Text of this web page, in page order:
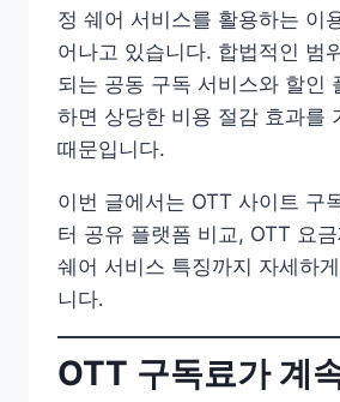
정 쉐어 서비스를 활용하는 이
어나고 있습니다. 합법적인 범
되는 공동 구독 서비스와 할인
하면 상당한 비용 절감 효과를
때문입니다.
이번 글에서는 OTT 사이트 구
터 공유 플랫폼 비교, OTT 요
쉐어 서비스 특징까지 자세하
니다.
OTT 구독료가 계